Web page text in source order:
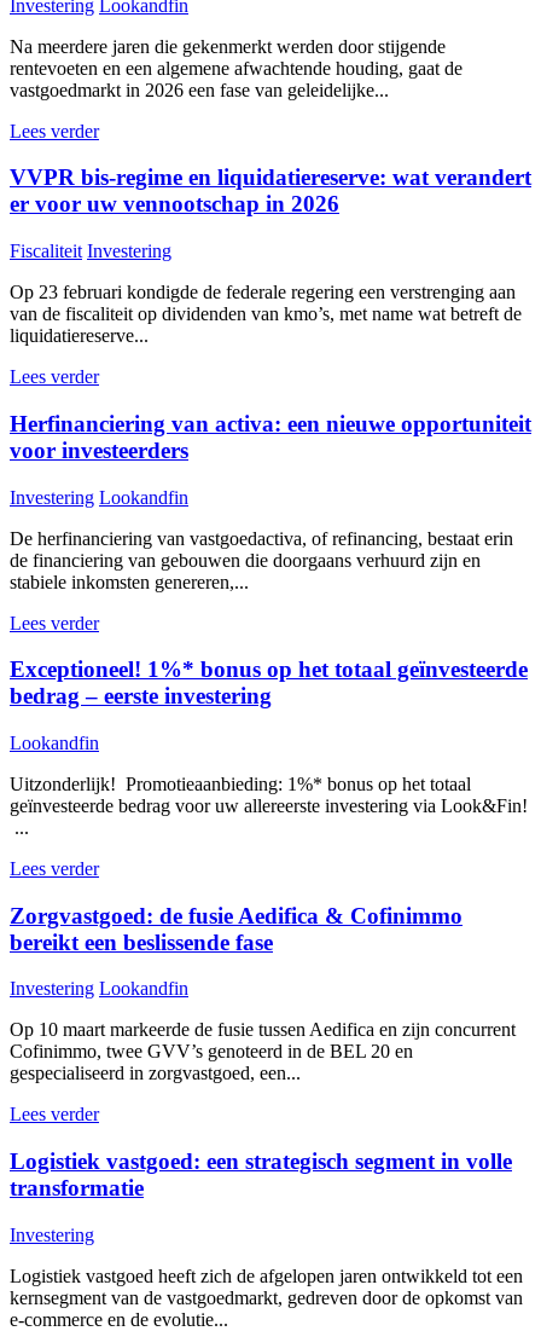
Investering
Lookandfin
Na meerdere jaren die gekenmerkt werden door stijgende
rentevoeten en een algemene afwachtende houding, gaat de
vastgoedmarkt in 2026 een fase van geleidelijke...
Lees verder
VVPR bis-regime en liquidatiereserve: wat verandert
er voor uw vennootschap in 2026
Fiscaliteit Investering
Op 23 februari kondigde de federale regering een verstrenging aan
van de fiscaliteit op dividenden van kmo’s, met name wat betreft de
liquidatiereserve...
Lees verder
Herfinanciering van activa: een nieuwe opportuniteit
voor investeerders
Investering Lookandfin
De herfinanciering van vastgoedactiva, of refinancing, bestaat erin
de financiering van gebouwen die doorgaans verhuurd zijn en
stabiele inkomsten genereren,...
Lees verder
Exceptioneel! 1%* bonus op het totaal geïnvesteerde
bedrag – eerste investering
Lookandfin
Uitzonderlijk! Promotieaanbieding: 1%* bonus op het totaal
geïnvesteerde bedrag voor uw allereerste investering via Look&Fin!
...
Lees verder
Zorgvastgoed: de fusie Aedifica & Cofinimmo
bereikt een beslissende fase
Investering Lookandfin
Op 10 maart markeerde de fusie tussen Aedifica en zijn concurrent
Cofinimmo, twee GVV’s genoteerd in de BEL 20 en
gespecialiseerd in zorgvastgoed, een...
Lees verder
Logistiek vastgoed: een strategisch segment in volle
transformatie
Investering
Logistiek vastgoed heeft zich de afgelopen jaren ontwikkeld tot een
kernsegment van de vastgoedmarkt, gedreven door de opkomst van
e-commerce en de evolutie...